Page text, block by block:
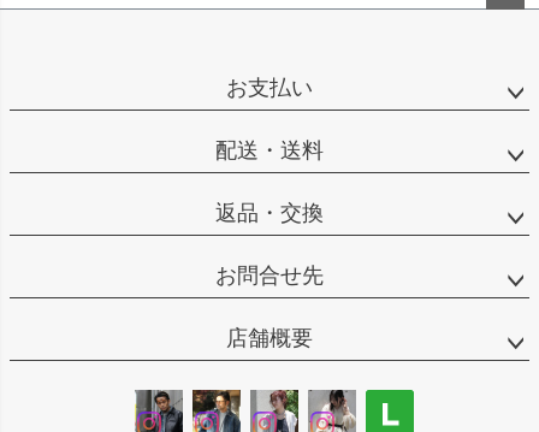
お支払い
配送・送料
返品・交換
お問合せ先
店舗概要